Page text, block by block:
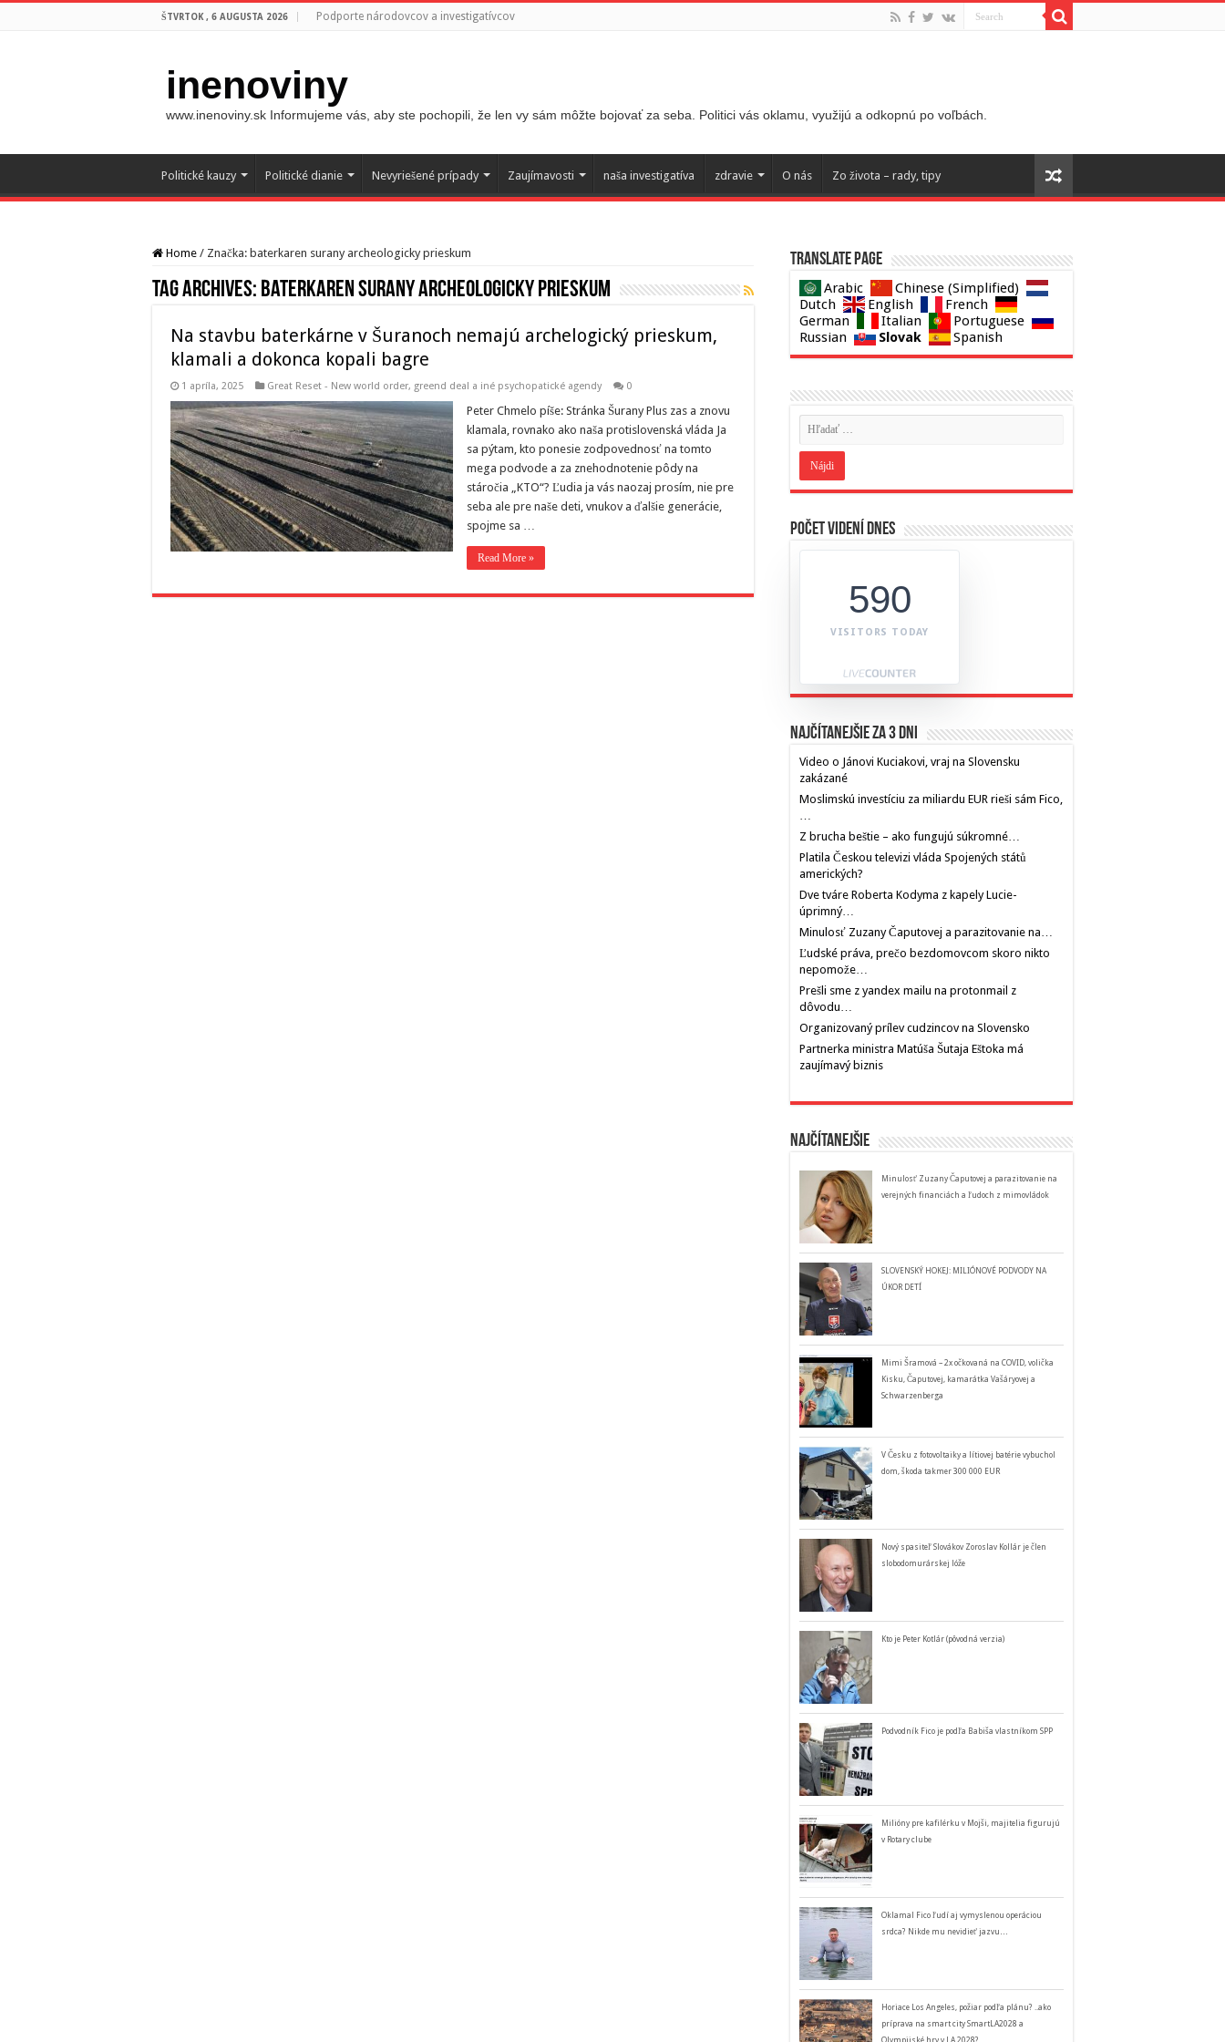
ŠTVRTOK , 6 AUGUSTA 2026 Podporte národovcov a investigatívcov
inenoviny
www.inenoviny.sk Informujeme vás, aby ste pochopili, že len vy sám môžte bojovať za seba. Politici vás oklamu, využijú a odkopnú po voľbách.
Politické kauzy Politické dianie Nevyriešené prípady Zaujímavosti naša investigatíva zdravie O nás Zo života – rady, tipy
Home / Značka: baterkaren surany archeologicky prieskum
Tag Archives: baterkaren surany archeologicky prieskum
Na stavbu baterkárne v Šuranoch nemajú archelogický prieskum,
klamali a dokonca kopali bagre
1 apríla, 2025 Great Reset - New world order, greend deal a iné psychopatické agendy 0
Peter Chmelo píše: Stránka Šurany Plus zas a znovu
klamala, rovnako ako naša protislovenská vláda Ja
sa pýtam, kto ponesie zodpovednosť na tomto
mega podvode a za znehodnotenie pôdy na
stáročia „KTO“? Ľudia ja vás naozaj prosím, nie pre
seba ale pre naše deti, vnukov a ďalšie generácie,
spojme sa …
Read More »
Translate page
Arabic
Chinese (Simplified)
Dutch
English
French
German
Italian
Portuguese
Russian
Slovak Spanish
Počet videní dnes
590
VISITORS TODAY
Najčítanejšie za 3 dni
Video o Jánovi Kuciakovi, vraj na Slovensku
zakázané
Moslimskú investíciu za miliardu EUR rieši sám Fico,
…
Z brucha beštie – ako fungujú súkromné…
Platila Českou televizi vláda Spojených států
amerických?
Dve tváre Roberta Kodyma z kapely Lucie-
úprimný…
Minulosť Zuzany Čaputovej a parazitovanie na…
Ľudské práva, prečo bezdomovcom skoro nikto
nepomože…
Prešli sme z yandex mailu na protonmail z
dôvodu…
Organizovaný prílev cudzincov na Slovensko
Partnerka ministra Matúša Šutaja Eštoka má
zaujímavý biznis
Najčítanejšie
Minulosť Zuzany Čaputovej a parazitovanie na
verejných financiách a ľudoch z mimovládok
SLOVENSKÝ HOKEJ: MILIÓNOVÉ PODVODY NA
ÚKOR DETÍ
Mimi Šramová – 2x očkovaná na COVID, volička
Kisku, Čaputovej, kamarátka Vašáryovej a
Schwarzenberga
V Česku z fotovoltaiky a lítiovej batérie vybuchol
dom, škoda takmer 300 000 EUR
Nový spasiteľ Slovákov Zoroslav Kollár je člen
slobodomurárskej lóže
Kto je Peter Kotlár (pôvodná verzia)
Podvodník Fico je podľa Babiša vlastníkom SPP
Milióny pre kafilérku v Mojši, majitelia figurujú
v Rotary clube
Oklamal Fico ľudí aj vymyslenou operáciou
srdca? Nikde mu nevidieť jazvu…
Horiace Los Angeles, požiar podľa plánu? ..ako
príprava na smart city SmartLA2028 a